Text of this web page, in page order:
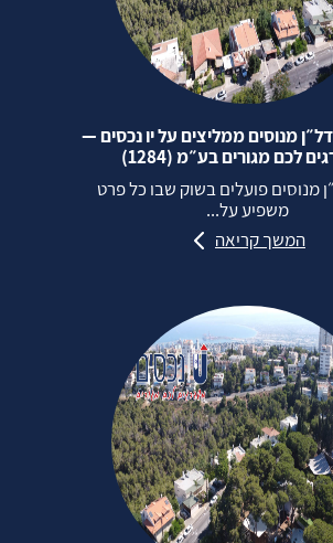
מנוסים ממליצים על יו נכסים —
לכם מגורים בע״מ (1284)
מנוסים פועלים בשוק שבו כל פרט
משפיע על...
המשך קריאה